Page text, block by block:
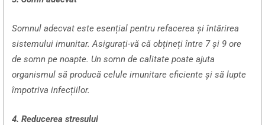
Somnul adecvat este esențial pentru refacerea și întărirea
sistemului imunitar. Asigurați-vă că obțineți între 7 și 9 ore
de somn pe noapte. Un somn de calitate poate ajuta
organismul să producă celule imunitare eficiente și să lupte
împotriva infecțiilor.
4. Reducerea stresului